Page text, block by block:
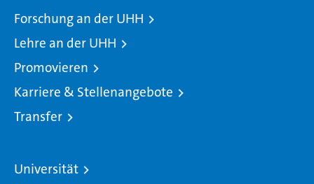
Forschung an der UHH
Lehre an der UHH
Promovieren
Karriere & Stellenangebote
Transfer
Universität